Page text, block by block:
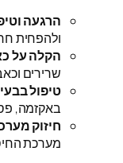
הרגעה
ולהפחית
הקלה על
שרירים
טיפול
באקזמה,
חיזוק
מערכת